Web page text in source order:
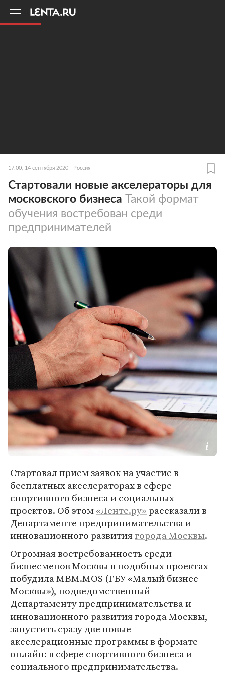
17:00, 14 сентября 2020 Россия
Стартовали новые акселераторы для
московского бизнеса Такой формат
обучения востребован среди
предпринимателей
Стартовал прием заявок на участие в
бесплатных акселераторах в сфере
спортивного бизнеса и социальных
проектов. Об этом«Ленте.ру»рассказали в
Департаменте предпринимательства и
инновационного развитиягорода Москвы.
Огромная востребованность среди
бизнесменов Москвы в подобных проектах
побудила MBM.MOS (ГБУ «Малый бизнес
Москвы»), подведомственный
Департаменту предпринимательства и
инновационного развития города Москвы,
запустить сразу две новые
акселерационные программы в формате
онлайн: в сфере спортивного бизнеса и
социального предпринимательства.